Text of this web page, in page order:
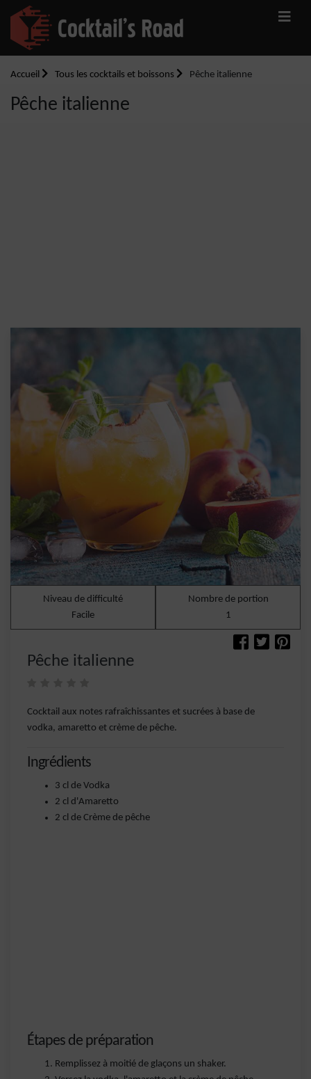
Accueil Tous les cocktails et boissons Pêche italienne
Pêche italienne
Niveau de difficulté
Facile
Nombre de portion
1
Pêche italienne
Cocktail aux notes rafraîchissantes et sucrées à base de
vodka, amaretto et crème de pêche.
Ingrédients
3 cl de Vodka
2 cl d'Amaretto
2 cl de Crème de pêche
Étapes de préparation
Remplissez à moitié de glaçons un shaker.